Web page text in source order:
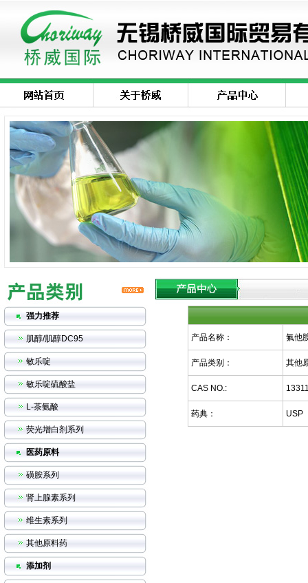
强力推荐
肌醇/肌醇DC95
敏乐啶
敏乐啶硫酸盐
L-茶氨酸
荧光增白剂系列
医药原料
磺胺系列
肾上腺素系列
维生素系列
其他原料药
添加剂
产品名称： 氟他
产品类别： 其他
CAS NO.:
药典： USP